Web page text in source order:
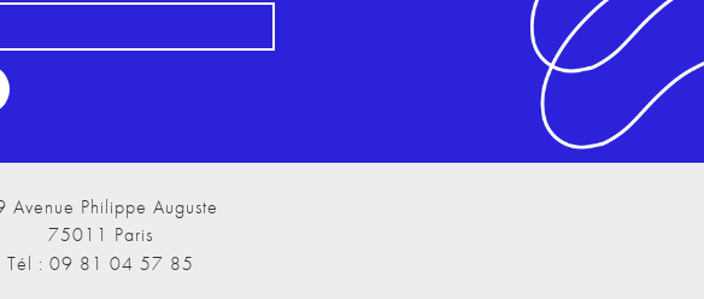
Avenue Philippe Auguste
75011 Paris
Tél : 09 81 04 57 85